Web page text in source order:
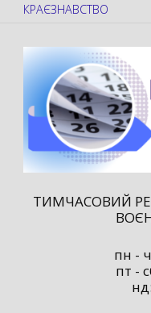
КРАЄЗНАВСТВО
ТИМЧАСОВИЙ
пн -
пт -